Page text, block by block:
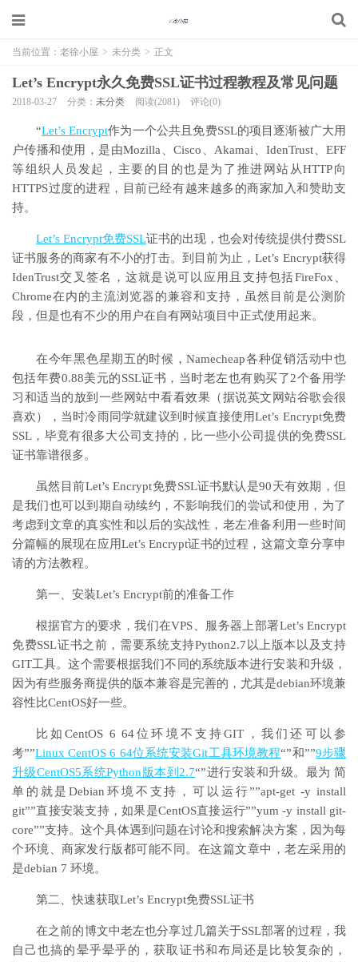
当前位置： 老徐小屋 > 未分类 > 正文
Let’s Encrypt永久免费SSL证书过程教程及常见问题
2018-03-27 分类： 未分类 阅读(2081) 评论(0)
“Let’s Encrypt作为一个公共且免费SSL的项目逐渐被广大用
户传播和使用，是由Mozilla、Cisco、Akamai、IdenTrust、EFF
等组织人员发起，主要的目的也是为了推进网站从HTTP向
HTTPS过度的进程，目前已经有越来越多的商家加入和赞助支
持。
Let’s Encrypt免费SSL证书的出现，也会对传统提供付费SSL
证书服务的商家有不小的打击。到目前为止，Let’s Encrypt获得
IdenTrust交叉签名，这就是说可以应用且支持包括FireFox、
Chrome在内的主流浏览器的兼容和支持，虽然目前是公测阶
段，但是也有不少的用户在自有网站项目中正式使用起来。
在今年黑色星期五的时候，Namecheap各种促销活动中也
包括年费0.88美元的SSL证书，当时老左也有购买了2个备用学
习和适当的放到一些网站中看看效果（据说英文网站谷歌会很
喜欢），当时冷雨同学就建议到时候直接使用Let’s Encrypt免费
SSL，毕竟有很多大公司支持的，比一些小公司提供的免费SSL
证书靠谱很多。
虽然目前Let’s Encrypt免费SSL证书默认是90天有效期，但
是我们也可以到期自动续约，不影响我们的尝试和使用，为了
考虑到文章的真实性和以后的实战性，老左准备利用一些时间
分篇幅的展现在应用Let’s Encrypt证书的过程，这篇文章分享申
请的方法教程。
第一、安装Let’s Encrypt前的准备工作
根据官方的要求，我们在VPS、服务器上部署Let’s Encrypt
免费SSL证书之前，需要系统支持Python2.7以上版本以及支持
GIT工具。这个需要根据我们不同的系统版本进行安装和升级，
因为有些服务商提供的版本兼容是完善的，尤其是debian环境兼
容性比CentOS好一些。
比如CentOS 6 64位环境不支持GIT，我们还可以参
考””Linux CentOS 6 64位系统安装Git工具环境教程“”和””9步骤
升级CentOS5系统Python版本到2.7“”进行安装和升级。最为 简
单的就是Debian环境不支持，可以运行””apt-get -y install
git””直接安装支持，如果是CentOS直接运行””yum -y install git-
core””支持。这个具体遇到问题在讨论和搜索解决方案，因为每
个环境、商家发行版都可能不同。在这篇文章中，老左采用的
是debian 7 环境。
第二、快速获取Let’s Encrypt免费SSL证书
在之前的博文中老左也分享过几篇关于SSL部署的过程，我
自己也搞的晕乎晕乎的，获取证书和布局还是比较复杂的，